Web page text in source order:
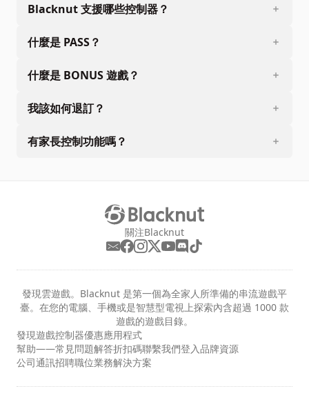
Blacknut 支援哪些控制器？
什麼是 PASS？
什麼是 BONUS 遊戲？
我該如何退訂？
有家長控制功能嗎？
關注Blacknut
發現雲遊戲。Blacknut 是第一個為全家人所準備的串流遊戲平
臺。在您的電腦、手機或是智慧型電視上探索內含超過 1000 款
遊戲的遊戲目錄。
發現遊戲控制器優惠應用程式
幫助——常見問題解答折扣碼聯繫我們登入品牌資源
公司通訊招聘職位業務解決方案